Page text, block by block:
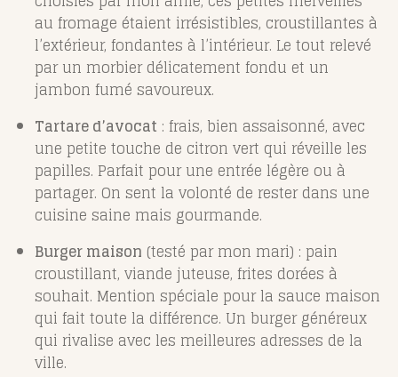
au fromage étaient irrésistibles, croustillantes à
l’extérieur, fondantes à l’intérieur. Le tout relevé
par un morbier délicatement fondu et un
jambon fumé savoureux.
Tartare d’avocat : frais, bien assaisonné, avec
une petite touche de citron vert qui réveille les
papilles. Parfait pour une entrée légère ou à
partager. On sent la volonté de rester dans une
cuisine saine mais gourmande.
Burger maison (testé par mon mari) : pain
croustillant, viande juteuse, frites dorées à
souhait. Mention spéciale pour la sauce maison
qui fait toute la différence. Un burger généreux
qui rivalise avec les meilleures adresses de la
ville.